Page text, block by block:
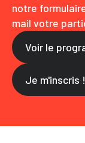
notre
mail votre
Voir le
Je m'inscris !